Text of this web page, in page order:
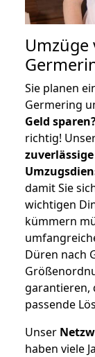
Umzüge
Sie planen
Germering
Geld
richtig!
zuverlässige
damit Sie
wichtigen
kümmern
Düren nach
garantieren,
passende
Unser
haben viele